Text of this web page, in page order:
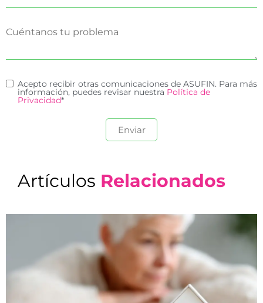
Acepto recibir otras comunicaciones de ASUFIN. Para más
información, puedes revisar nuestra Política de
Privacidad*
Artículos Relacionados